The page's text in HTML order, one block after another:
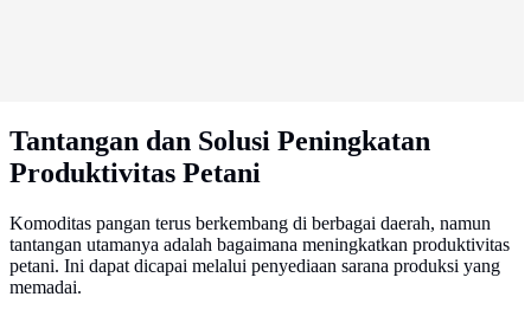
Tantangan dan Solusi Peningkatan
Produktivitas Petani
Komoditas pangan terus berkembang di berbagai daerah, namun
tantangan utamanya adalah bagaimana meningkatkan produktivitas
petani. Ini dapat dicapai melalui penyediaan sarana produksi yang
memadai.